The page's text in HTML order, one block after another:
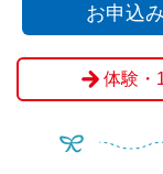
お申込
体験・